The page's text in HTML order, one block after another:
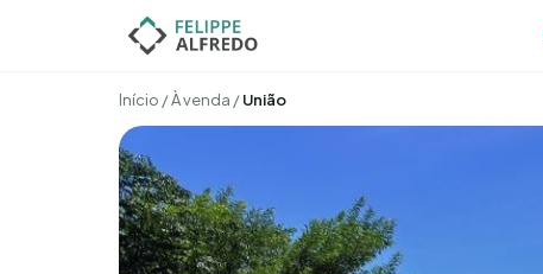
Início /À venda /União